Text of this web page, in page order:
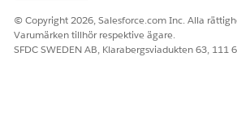
© Copyright 2026, Salesforce.com Inc. Alla
Varumärken tillhör respektive ägare.
SFDC SWEDEN AB, Klarabergsviadukten 63, 111